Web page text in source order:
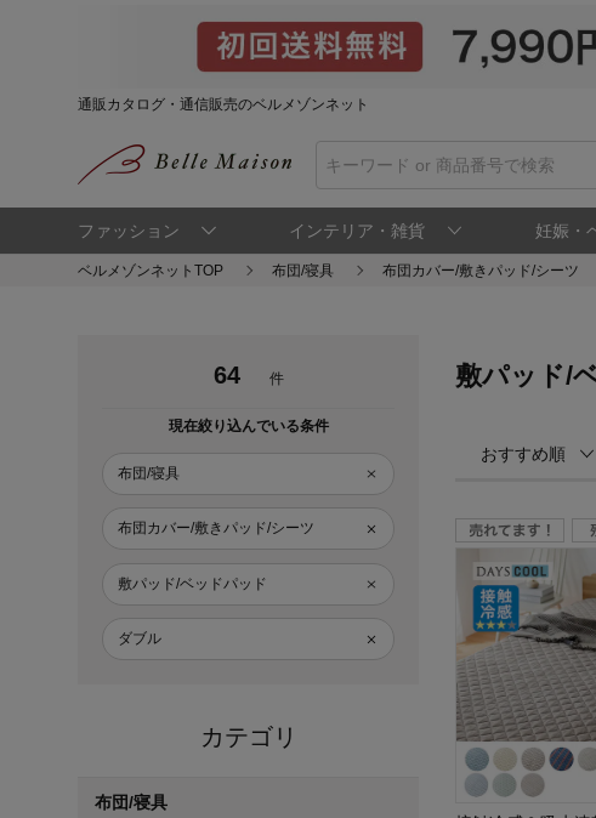
通販カタログ・通信販売のベルメゾンネット
ファッション インテリア・雑貨 妊娠・
ベルメゾンネットTOP 布団/寝具 布団カバー/敷きパッド/シーツ
64 件
現在絞り込んでいる条件
布団/寝具
布団カバー/敷きパッド/シーツ
敷パッド/ベッドパッド
ダブル
カテゴリ
布団/寝具
敷パッド/
おすすめ順